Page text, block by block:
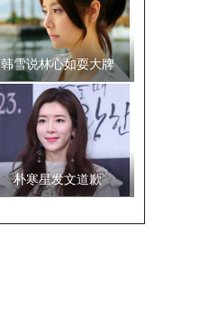
韩雪说林心如耍大牌
朴寒星发文道歉